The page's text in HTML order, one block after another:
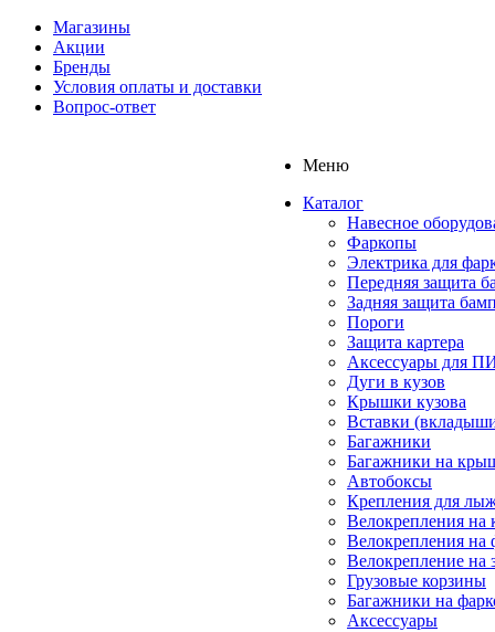
Магазины
Акции
Бренды
Условия оплаты и доставки
Вопрос-ответ
Меню
Каталог
Навесное
Фаркопы
Электрика для
Передняя защита
Задняя защита
Пороги
Защита картера
Аксессуары для
Дуги в кузов
Крышки кузова
Вставки
Багажники
Багажники на
Автобоксы
Крепления для
Велокрепления
Велокрепления на
Велокрепление на
Грузовые корзины
Багажники на
Аксессуары